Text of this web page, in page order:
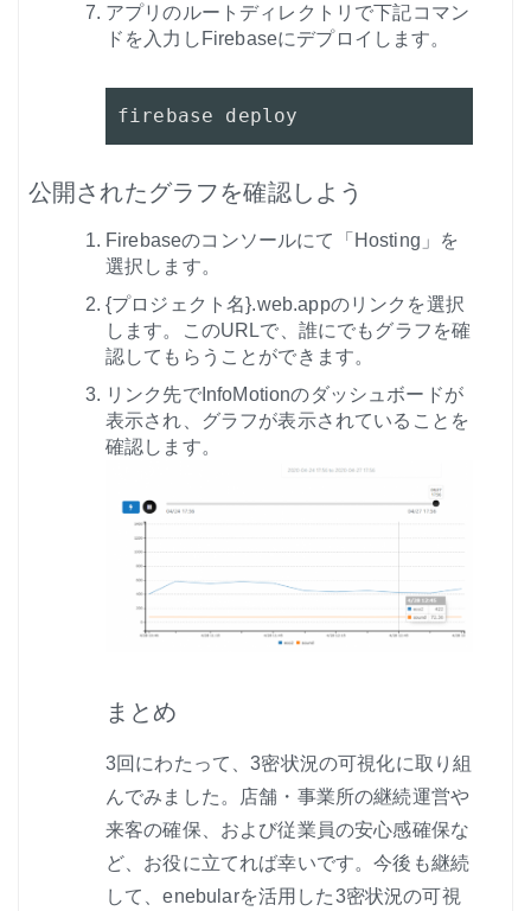
アプリのルートディレクトリで下記コマン
ドを入力しFirebaseにデプロイします。
firebase deploy
公開されたグラフを確認しよう
Firebaseのコンソールにて「Hosting」を
選択します。
{プロジェクト名}.web.appのリンクを選択
します。このURLで、誰にでもグラフを確
認してもらうことができます。
リンク先でInfoMotionのダッシュボードが
表示され、グラフが表示されていることを
確認します。
まとめ
3回にわたって、3密状況の可視化に取り組
んでみました。店舗・事業所の継続運営や
来客の確保、および従業員の安心感確保な
ど、お役に立てれば幸いです。今後も継続
して、enebularを活用した3密状況の可視